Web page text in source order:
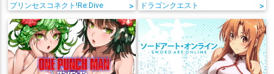
プリンセスコネクト!Re:Dive > ドラゴンクエスト >